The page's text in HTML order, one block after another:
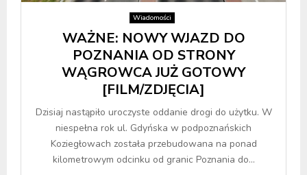
Wiadomości
WAŻNE: NOWY WJAZD DO
POZNANIA OD STRONY
WĄGROWCA JUŻ GOTOWY
[FILM/ZDJĘCIA]
Dzisiaj nastąpiło uroczyste oddanie drogi do użytku. W
niespełna rok ul. Gdyńska w podpoznańskich
Koziegłowach została przebudowana na ponad
kilometrowym odcinku od granic Poznania do...